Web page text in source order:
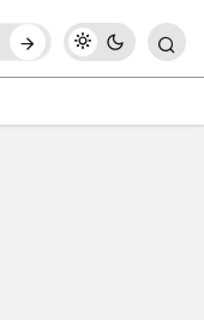
Paylaş